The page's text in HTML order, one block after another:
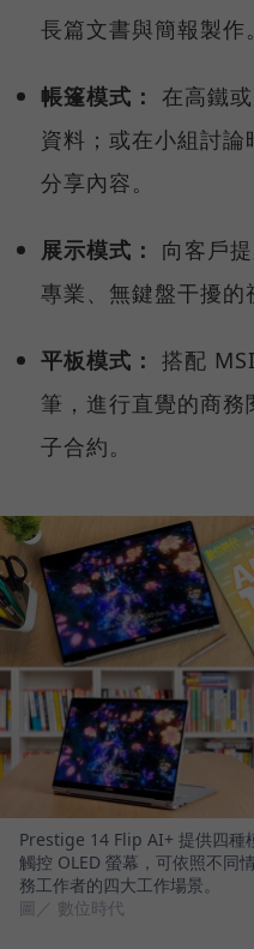
長篇文書與簡報製作。
帳篷模式： 在高鐵
資料；或在小組討
分享內容。
展示模式：
向客戶
專業、無鍵盤干擾的
平板模式： 搭配
筆，進行直覺的商
子合約。
Prestige 14 Flip AI+ 提供四種
觸控 OLED 螢幕，可依照不同
務工作者的四大工作場景。
圖／ 數位時代